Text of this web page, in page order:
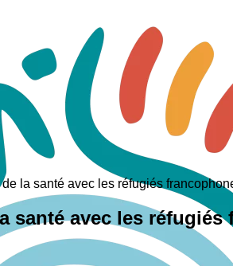
la santé avec les réfugiés
avec les réfugiés